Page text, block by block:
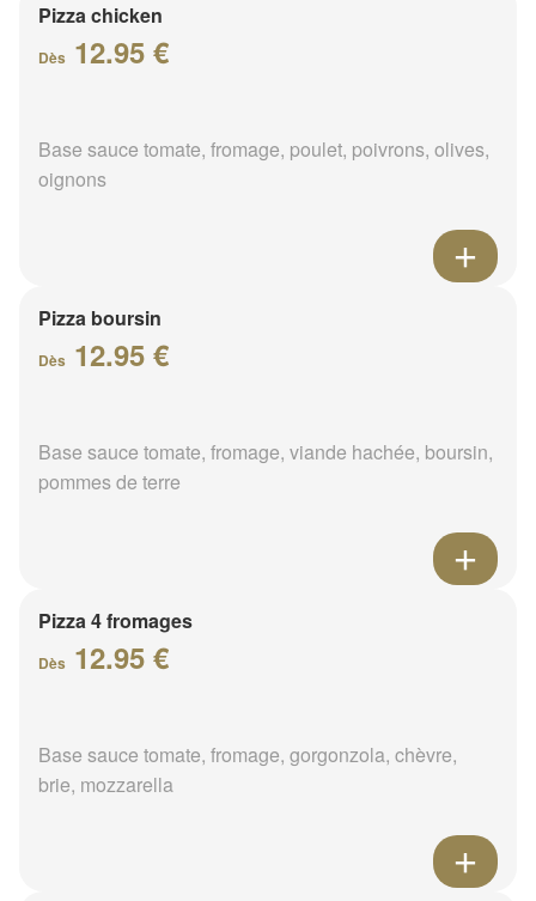
Pizza chicken
Dès 12.95 €
Base sauce tomate, fromage, poulet, poivrons, olives,
oignons
Pizza boursin
Dès 12.95 €
Base sauce tomate, fromage, viande hachée, boursin,
pommes de terre
Pizza 4 fromages
Dès 12.95 €
Base sauce tomate, fromage, gorgonzola, chèvre,
brie, mozzarella